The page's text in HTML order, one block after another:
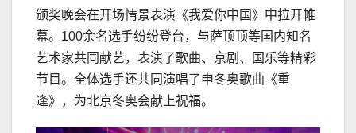
颁奖晚会在开场情景表演《我爱你中国》中拉开帷
幕。100余名选手纷纷登台，与萨顶顶等国内知名
艺术家共同献艺，表演了歌曲、京剧、国乐等精彩
节目。全体选手还共同演唱了申冬奥歌曲《重
逢》，为北京冬奥会献上祝福。